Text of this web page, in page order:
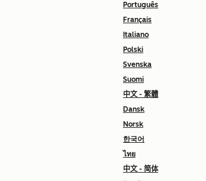
Português
Français
Italiano
Polski
Svenska
Suomi
中文 - 繁體
Dansk
Norsk
한국어
ไทย
中文 - 简体